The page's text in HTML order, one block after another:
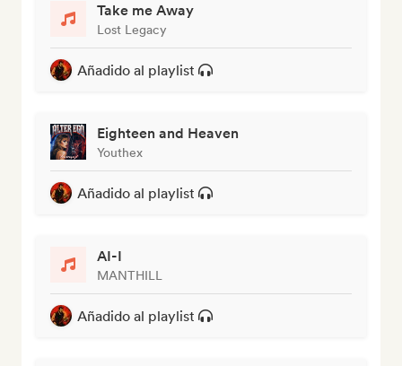
Take me Away
Lost Legacy
Añadido al playlist
Eighteen and Heaven
Youthex
Añadido al playlist
AI-I
MANTHILL
Añadido al playlist